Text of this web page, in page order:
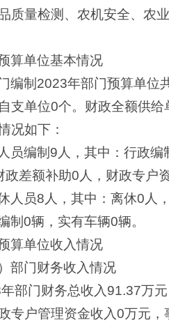
质量检测、农机安全、农
算单位基本情况
编制2023年部门预算单位
支单位0个。财政全额供
况如下：
员编制9人，其中：行政
政差额补助0人，财政专户
人员8人，其中：离休0人
制0辆，实有车辆0辆。
算单位收入情况
）部门财务收入情况
部门财务总收入91.37万
专户管理资金收入0万元